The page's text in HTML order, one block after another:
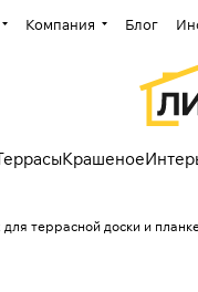
Компания Блог
Крашеное
террасной доски и